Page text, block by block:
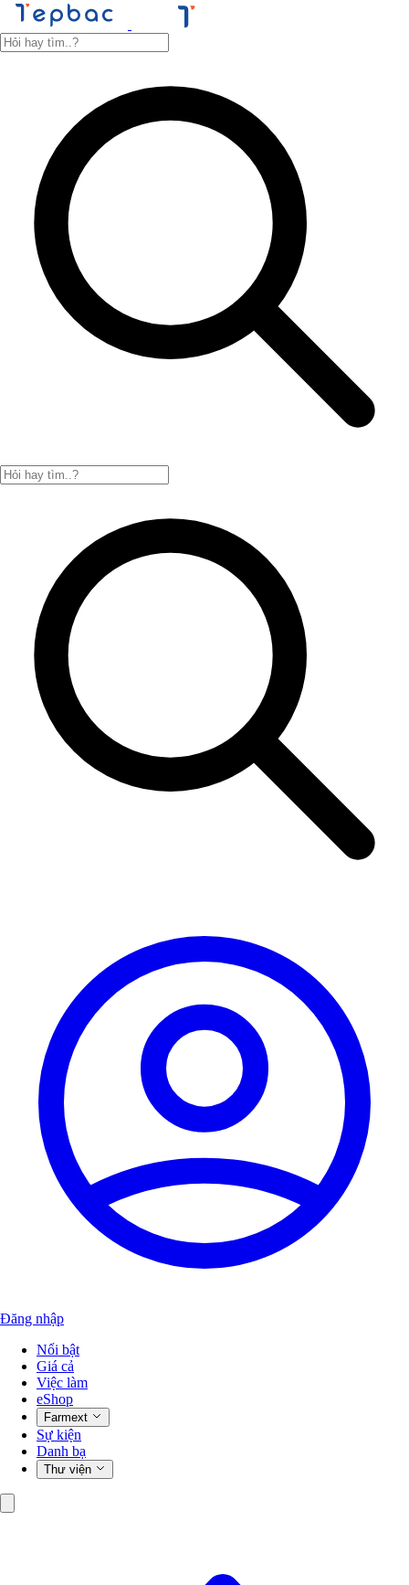
Đăng nhập
Nổi bật
Giá cả
Việc làm
eShop
Farmext
Sự kiện
Danh bạ
Thư viện